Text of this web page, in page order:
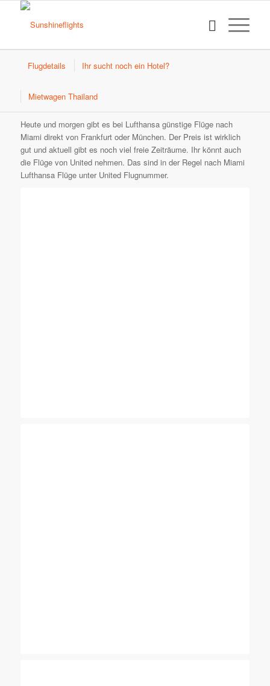
Flugdetails Ihr sucht noch ein Hotel?
Mietwagen Thailand
Heute und morgen gibt es bei Lufthansa günstige Flüge nach
Miami direkt von Frankfurt oder München. Der Preis ist wirklich
gut und aktuell gibt es noch viel freie Zeiträume. Ihr könnt auch
die Flüge von United nehmen. Das sind in der Regel nach Miami
Lufthansa Flüge unter United Flugnummer.